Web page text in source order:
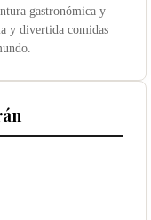
gastronómica y
y divertida comidas